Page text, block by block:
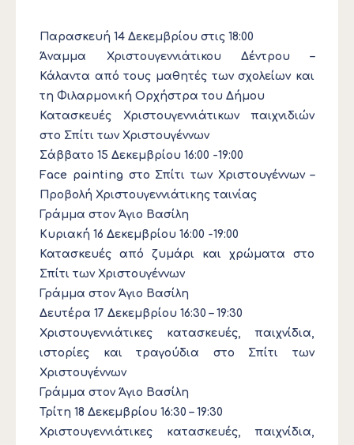
Παρασκευή 14 Δεκεμβρίου στις 18:00
Άναμμα Χριστουγεννιάτικου Δέντρου –
Κάλαντα από τους μαθητές των σχολείων και
τη Φιλαρμονική Ορχήστρα του Δήμου
Κατασκευές Χριστουγεννιάτικων παιχνιδιών
στο Σπίτι των Χριστουγέννων
Σάββατο 15 Δεκεμβρίου 16:00 -19:00
Face painting στο Σπίτι των Χριστουγέννων –
Προβολή Χριστουγεννιάτικης ταινίας
Γράμμα στον Άγιο Βασίλη
Κυριακή 16 Δεκεμβρίου 16:00 -19:00
Κατασκευές από ζυμάρι και χρώματα στο
Σπίτι των Χριστουγέννων
Γράμμα στον Άγιο Βασίλη
Δευτέρα 17 Δεκεμβρίου 16:30 – 19:30
Χριστουγεννιάτικες κατασκευές, παιχνίδια,
ιστορίες και τραγούδια στο Σπίτι των
Χριστουγέννων
Γράμμα στον Άγιο Βασίλη
Τρίτη 18 Δεκεμβρίου 16:30 – 19:30
Χριστουγεννιάτικες κατασκευές, παιχνίδια,